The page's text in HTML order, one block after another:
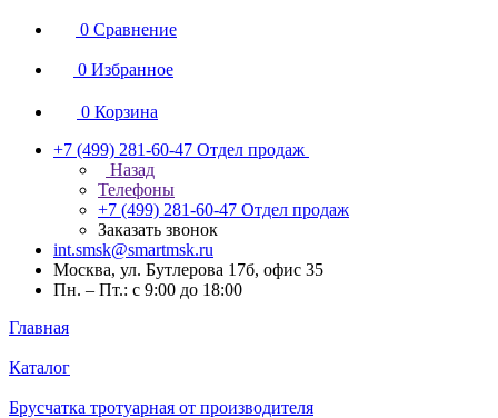
0 Сравнение
0 Избранное
0 Корзина
+7 (499) 281-60-47 Отдел продаж
Назад
Телефоны
+7 (499) 281-60-47 Отдел продаж
Заказать звонок
int.smsk@smartmsk.ru
Москва, ул. Бутлерова 17б, офис 35
Пн. – Пт.: с 9:00 до 18:00
Главная
Каталог
Брусчатка тротуарная от производителя